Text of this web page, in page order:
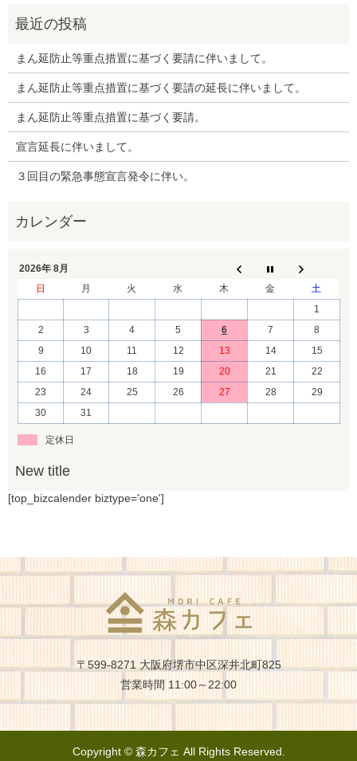
まん延防止等重点措置に基づく要請に伴いまして。
まん延防止等重点措置に基づく要請の延長に伴いまして。
まん延防止等重点措置に基づく要請。
宣言延長に伴いまして。
３回目の緊急事態宣言発令に伴い。
2026年 8月
日
月 火 水 木 金
土
1
2
3 4 5 6 7
8
9
10 11 12 13 14
15
16
17 18 19 20 21
22
23
24 25 26 27 28
29
30
31
定休日
〒599-8271 大阪府堺市中区深井北町825
営業時間 11:00～22:00
Copyright © 森カフェ All Rights Reserved.